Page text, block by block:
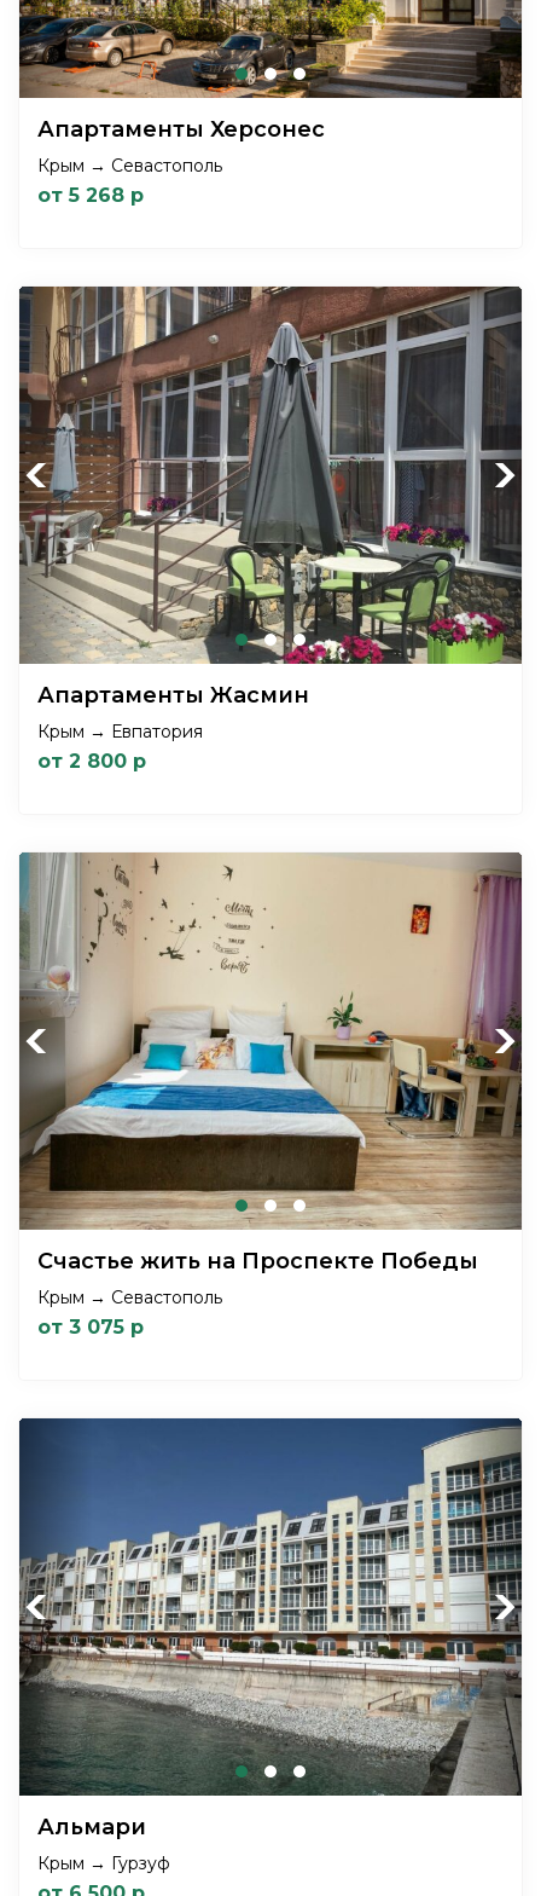
Апартаменты Херсонес
Крым → Севастополь
от 5 268 р
Previous Next
Апартаменты Жасмин
Крым → Евпатория
от 2 800 р
Previous Next
Счастье жить на Проспекте Победы
Крым → Севастополь
от 3 075 р
Previous Next
Альмари
Крым → Гурзуф